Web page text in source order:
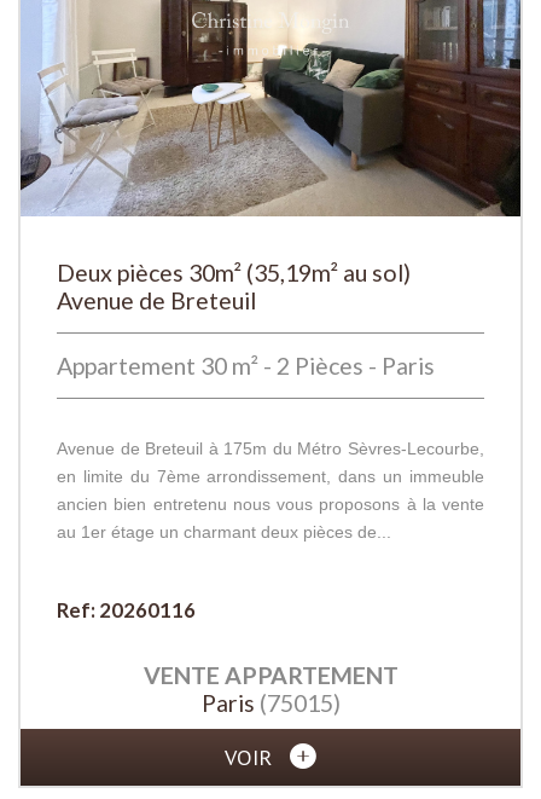
Deux pièces 30m² (35,19m² au sol)
Avenue de Breteuil
Appartement 30 m² - 2 Pièces - Paris
Avenue de Breteuil à 175m du Métro Sèvres-Lecourbe,
en limite du 7ème arrondissement, dans un immeuble
ancien bien entretenu nous vous proposons à la vente
au 1er étage un charmant deux pièces de...
Ref: 20260116
VENTE APPARTEMENT
Paris (75015)
VOIR